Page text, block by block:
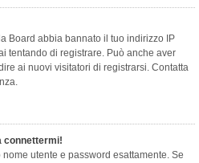
Board abbia bannato il tuo indirizzo IP
tentando di registrare. Può anche aver
ai nuovi visitatori di registrarsi. Contatta
connettermi!
utente e password esattamente. Se